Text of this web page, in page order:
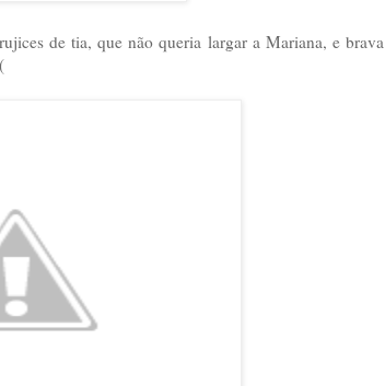
de tia, que não queria largar a Mariana, e brava